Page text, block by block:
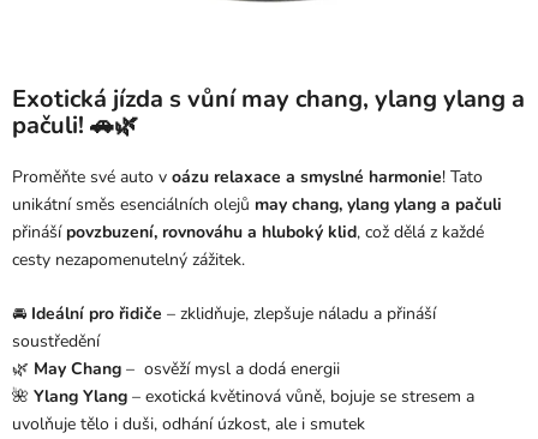
Exotická jízda s vůní may chang, ylang ylang a
pačuli! 🚗🌿
Proměňte své auto v oázu relaxace a smyslné harmonie! Tato
unikátní směs esenciálních olejů may chang, ylang ylang a pačuli
přináší povzbuzení, rovnováhu a hluboký klid, což dělá z každé
cesty nezapomenutelný zážitek.
🚘 Ideální pro řidiče – zklidňuje, zlepšuje náladu a přináší
soustředění
🌿 May Chang – osvěží mysl a dodá energii
🌺 Ylang Ylang – exotická květinová vůně, bojuje se stresem a
uvolňuje tělo i duši, odhání úzkost, ale i smutek